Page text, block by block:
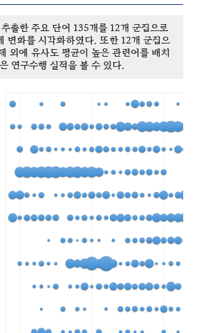
출한 주요 단어 135개를 12개 군집으로
변화를 시각화하였다. 또한 12개 군집으
외에 유사도 평균이 높은 관련어를 배치
연구수행 실적을 볼 수 있다.